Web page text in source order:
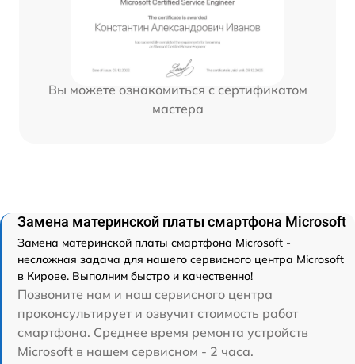
Вы можете ознакомиться с сертификатом
мастера
Замена материнской платы смартфона Microsoft
Замена материнской платы смартфона Microsoft -
несложная задача для нашего сервисного центра Microsoft
в Кирове. Выполним быстро и качественно!
Позвоните нам и наш сервисного центра
проконсультирует и озвучит стоимость работ
смартфона. Среднее время ремонта устройств
Microsoft в нашем сервисном - 2 часа.